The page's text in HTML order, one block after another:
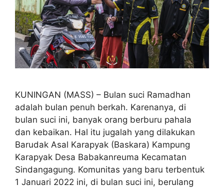
KUNINGAN (MASS) – Bulan suci Ramadhan
adalah bulan penuh berkah. Karenanya, di
bulan suci ini, banyak orang berburu pahala
dan kebaikan. Hal itu jugalah yang dilakukan
Barudak Asal Karapyak (Baskara) Kampung
Karapyak Desa Babakanreuma Kecamatan
Sindangagung. Komunitas yang baru terbentuk
1 Januari 2022 ini, di bulan suci ini, berulang